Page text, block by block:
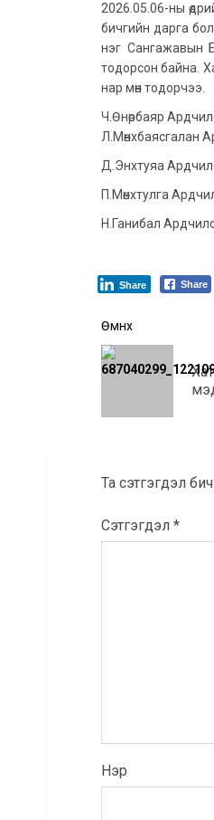
2026.05.06-ны
бичгийн дарга
нэг Сангажавын
тодорсон байна.
нар мөн тодорчээ.
Ч.Өнөрбаяр
Л.Мөнхбаясгалан
Д.Энхтуяа
П.Мөнхтулга
Н.Ганибал
Share
Share
Post
navigation
Өмнөх
Та сэтгэгдэл
Сэтгэгдэл *
Нэр